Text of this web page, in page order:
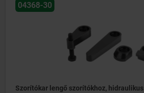
04368-30
Szorítókar lengő szorítókhoz, hidraulikus